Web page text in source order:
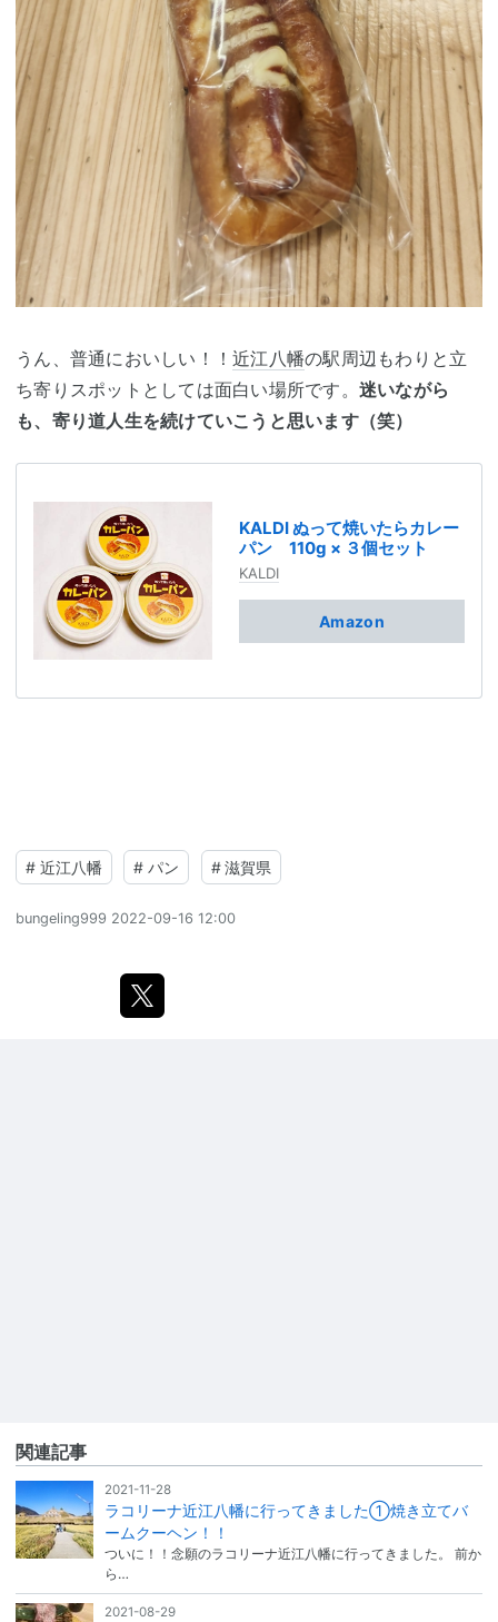
うん、普通においしい！！ 近江八幡の駅周辺もわりと立
ち寄りスポットとしては面白い場所です。 迷いながら
も、寄り道人生を続けていこうと思います（笑）
KALDI ぬって焼いたらカレー
パン 110g × ３個セット
KALDI
Amazon
# 近江八幡 # パン # 滋賀県
bungeling999 2022-09-16 12:00
関連記事
2021-11-28
ラコリーナ近江八幡に行ってきました①焼き立てバ
ームクーヘン！！
ついに！！念願のラコリーナ近江八幡に行ってきました。 前か
ら…
2021-08-29